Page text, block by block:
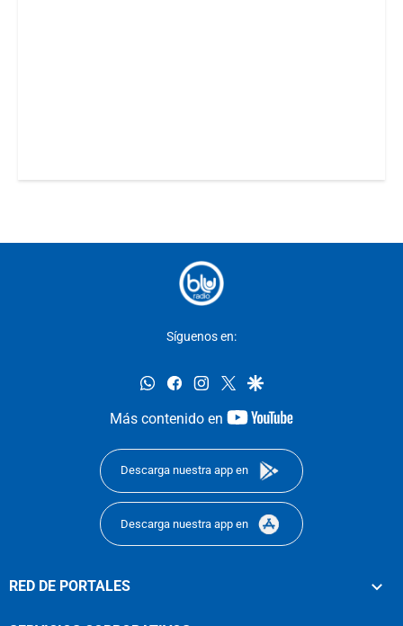
Síguenos en:
whatsappfacebookinstagram
twittergoogle
Más contenido en
youtube-
Descarga nuestra app en
Descarga nuestra app en
RED DE PORTALES